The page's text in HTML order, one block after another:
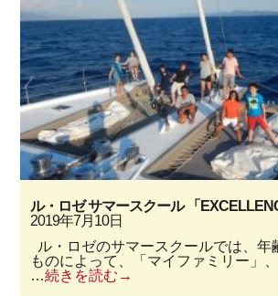
ル・ロゼ サマースクール 「
2019年7月10日
ル・ロゼのサマースクールでは、年
ものによって、「マイファミリー」
…続きを読む